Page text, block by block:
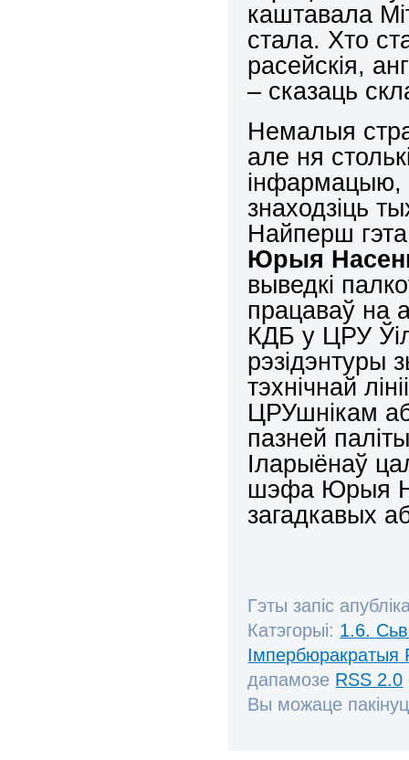
каштавала
стала. Хто
расейскія,
– сказаць
Немалыя
але ня
інфармацыю,
знаходзіць
Найперш гэта
Юрыя На
выведкі
працаваў на
КДБ у ЦРУ
рэзідэнтуры
тэхнічнай
ЦРУшнікам
пазней
Іларыёнаў
шэфа Юрыя
загадкавых
Гэты запіс
Катэгорыі: 1.6.
Імпербюракратыя
дапамозе RSS 2.0
Вы можаце